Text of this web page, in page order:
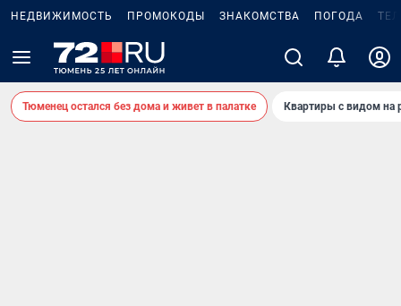
НЕДВИЖИМОСТЬ ПРОМОКОДЫ ЗНАКОМСТВА ПОГОДА
Тюменец остался без дома и живет в палатке Квартиры с видом на